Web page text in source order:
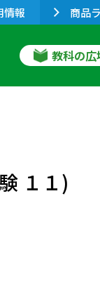
情報 商品
教科の広
１１)